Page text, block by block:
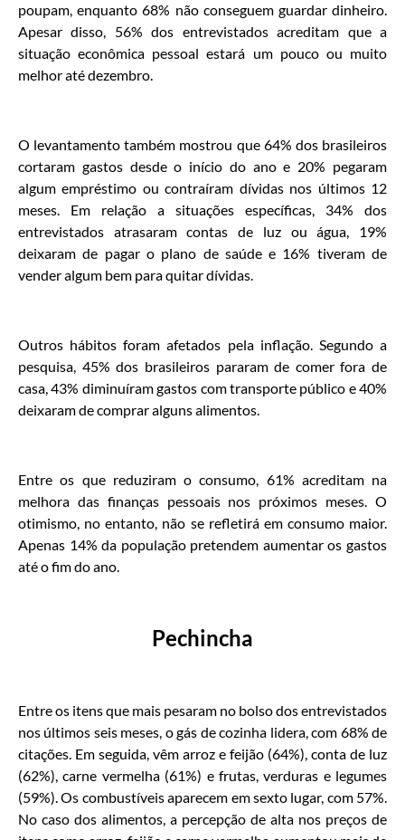
poupam, enquanto 68% não conseguem guardar dinheiro.
Apesar disso, 56% dos entrevistados acreditam que a
situação econômica pessoal estará um pouco ou muito
melhor até dezembro.
O levantamento também mostrou que 64% dos brasileiros
cortaram gastos desde o início do ano e 20% pegaram
algum empréstimo ou contraíram dívidas nos últimos 12
meses. Em relação a situações específicas, 34% dos
entrevistados atrasaram contas de luz ou água, 19%
deixaram de pagar o plano de saúde e 16% tiveram de
vender algum bem para quitar dívidas.
Outros hábitos foram afetados pela inflação. Segundo a
pesquisa, 45% dos brasileiros pararam de comer fora de
casa, 43% diminuíram gastos com transporte público e 40%
deixaram de comprar alguns alimentos.
Entre os que reduziram o consumo, 61% acreditam na
melhora das finanças pessoais nos próximos meses. O
otimismo, no entanto, não se refletirá em consumo maior.
Apenas 14% da população pretendem aumentar os gastos
até o fim do ano.
Pechincha
Entre os itens que mais pesaram no bolso dos entrevistados
nos últimos seis meses, o gás de cozinha lidera, com 68% de
citações. Em seguida, vêm arroz e feijão (64%), conta de luz
(62%), carne vermelha (61%) e frutas, verduras e legumes
(59%). Os combustíveis aparecem em sexto lugar, com 57%.
No caso dos alimentos, a percepção de alta nos preços de